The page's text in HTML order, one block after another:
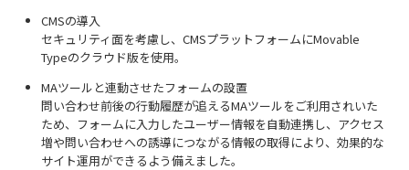
CMSの導⼊
セキュリティ⾯を考慮し、CMSプラットフォームにMovable
Typeのクラウド版を使⽤。
MAツールと連動させたフォームの設置
問い合わせ前後の行動履歴が追えるMAツールをご利用されいた
ため、フォームに入力したユーザー情報を自動連携し、アクセス
増や問い合わせへの誘導につながる情報の取得により、効果的な
サイト運用ができるよう備えました。